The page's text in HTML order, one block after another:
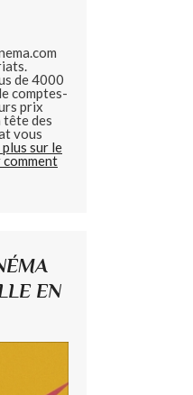
de 4000
comptes-
prix
tête des
vous
sur le
EN